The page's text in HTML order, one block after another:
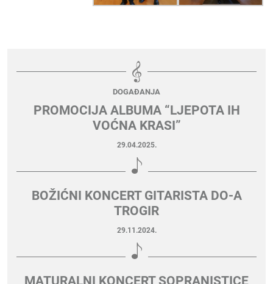
DOGAĐANJA
PROMOCIJA ALBUMA “LJEPOTA IH
VOĆNA KRASI”
29.04.2025.
BOŽIĆNI KONCERT GITARISTA DO-A
TROGIR
29.11.2024.